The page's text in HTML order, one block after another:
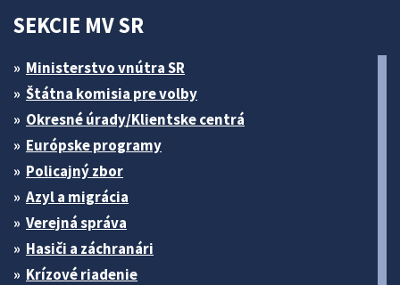
SEKCIE MV SR
Ministerstvo vnútra SR
Štátna komisia pre volby
Okresné úrady/Klientske centrá
Európske programy
Policajný zbor
Azyl a migrácia
Verejná správa
Hasiči a záchranári
Krízové riadenie